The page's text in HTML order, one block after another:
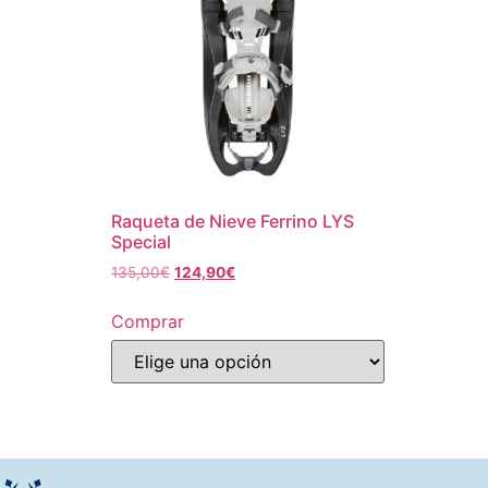
Raqueta de Nieve Ferrino LYS
Special
135,00€ 124,90€
Comprar